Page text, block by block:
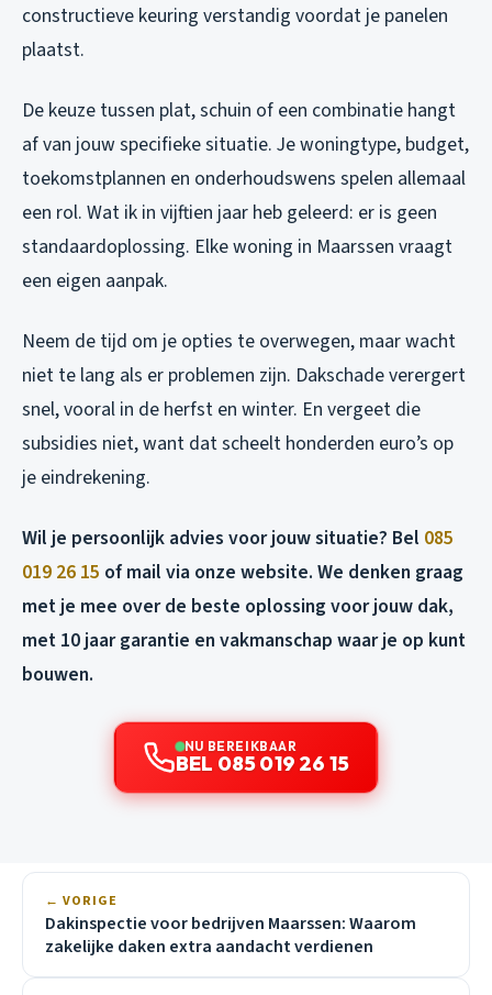
constructieve keuring verstandig voordat je panelen
plaatst.
De keuze tussen plat, schuin of een combinatie hangt
af van jouw specifieke situatie. Je woningtype, budget,
toekomstplannen en onderhoudswens spelen allemaal
een rol. Wat ik in vijftien jaar heb geleerd: er is geen
standaardoplossing. Elke woning in Maarssen vraagt
een eigen aanpak.
Neem de tijd om je opties te overwegen, maar wacht
niet te lang als er problemen zijn. Dakschade verergert
snel, vooral in de herfst en winter. En vergeet die
subsidies niet, want dat scheelt honderden euro’s op
je eindrekening.
Wil je persoonlijk advies voor jouw situatie? Bel 085
019 26 15 of mail via onze website. We denken graag
met je mee over de beste oplossing voor jouw dak,
met 10 jaar garantie en vakmanschap waar je op kunt
bouwen.
NU BEREIKBAAR
BEL 085 019 26 15
← VORIGE
Dakinspectie voor bedrijven Maarssen: Waarom
zakelijke daken extra aandacht verdienen